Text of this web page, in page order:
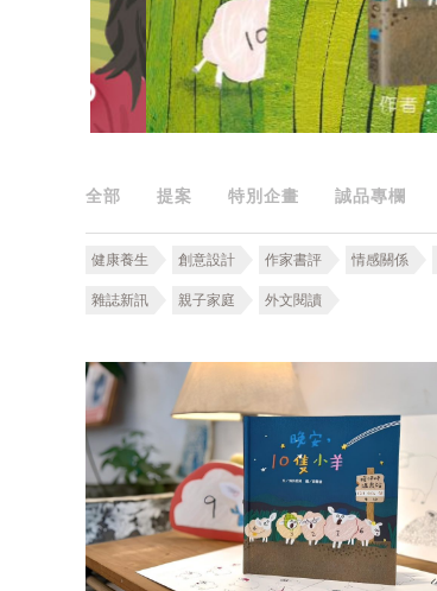
全部 提案 特別企畫 誠品專欄
健康養生 創意設計 作家書評 情感關係
雜誌新訊 親子家庭 外文閱讀